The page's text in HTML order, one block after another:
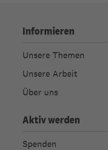
Informieren
Unsere Themen
Unsere Arbeit
Über uns
Aktiv werden
Spenden